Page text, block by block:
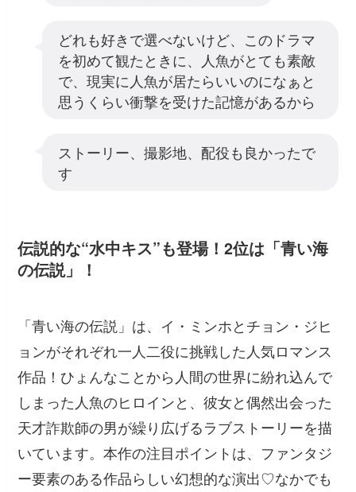
どれも好きで選べないけど、このドラマ
を初めて観たときに、人魚がとても素敵
で、現実に人魚が居たらいいのになぁと
思うくらい衝撃を受けた記憶があるから
ストーリー、撮影地、配役も良かったで
す
伝説的な“水中キス”も登場！2位は「青い海
の伝説」！
「青い海の伝説」は、イ・ミンホとチョン・ジヒ
ョンがそれぞれ一人二役に挑戦した人気ロマンス
作品！ひょんなことから人間の世界に紛れ込んで
しまった人魚のヒロインと、彼女と偶然出会った
天才詐欺師の男が繰り広げるラブストーリーを描
いています。本作の注目ポイントは、ファンタジ
ー要素のある作品らしい幻想的な演出♡なかでも